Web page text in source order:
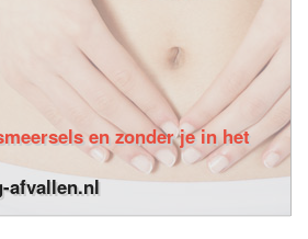
en zonder je in het
afvallen.nl